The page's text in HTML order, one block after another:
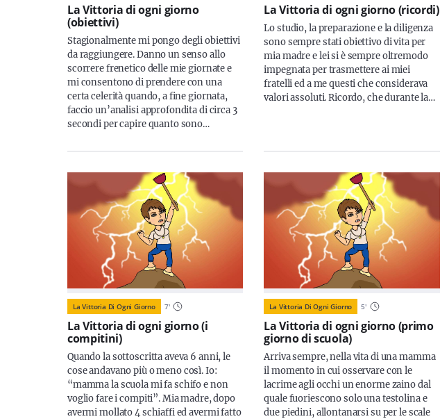
La Vittoria di ogni giorno
(obiettivi)
Stagionalmente mi pongo degli obiettivi
da raggiungere. Danno un senso allo
scorrere frenetico delle mie giornate e
mi consentono di prendere con una
certa celerità quando, a fine giornata,
faccio un’analisi approfondita di circa 3
secondi per capire quanto sono…
La Vittoria di ogni giorno (ricordi)
Lo studio, la preparazione e la diligenza
sono sempre stati obiettivo di vita per
mia madre e lei si è sempre oltremodo
impegnata per trasmettere ai miei
fratelli ed a me questi che considerava
valori assoluti. Ricordo, che durante la…
La Vittoria Di Ogni Giorno 7'
La Vittoria di ogni giorno (i
compitini)
Quando la sottoscritta aveva 6 anni, le
cose andavano più o meno così. Io:
“mamma la scuola mi fa schifo e non
voglio fare i compiti”. Mia madre, dopo
avermi mollato 4 schiaffi ed avermi fatto
La Vittoria Di Ogni Giorno 5'
La Vittoria di ogni giorno (primo
giorno di scuola)
Arriva sempre, nella vita di una mamma
il momento in cui osservare con le
lacrime agli occhi un enorme zaino dal
quale fuoriescono solo una testolina e
due piedini, allontanarsi su per le scale